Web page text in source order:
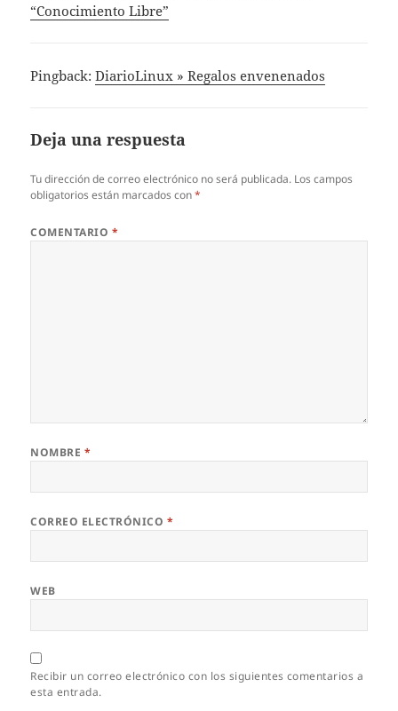
“Conocimiento Libre”
Pingback:DiarioLinux » Regalos envenenados
Deja una respuesta
Tu dirección de correo electrónico no será publicada. Los campos
obligatorios están marcados con*
COMENTARIO *
NOMBRE *
CORREO ELECTRÓNICO *
WEB
Recibir un correo electrónico con los siguientes comentarios a
esta entrada.